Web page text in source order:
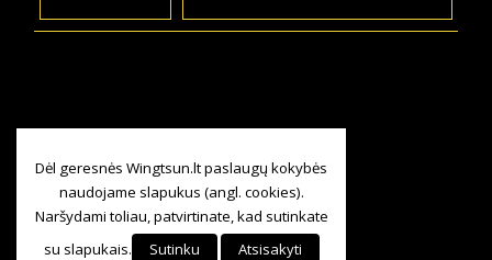
Dėl geresnės Wingtsun.lt paslaugų kokybės
naudojame slapukus (angl. cookies).
Naršydami toliau, patvirtinate, kad sutinkate
su slapukais.
Sutinku Atsisakyti